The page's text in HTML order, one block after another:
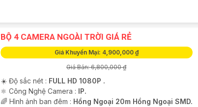
BỘ 4 CAMERA NGOÀI TRỜI GIÁ RẺ
Giá Khuyến Mại: 4,900,000 ₫
Giá Bán: 6,800,000 ₫
☀️ Độ sắc nét : FULL HD 1080P .
⚛️ Công Nghệ Camera : IP.
🌈 Hình ảnh ban đêm : Hồng Ngoại 20m Hồng Ngoại SMD.